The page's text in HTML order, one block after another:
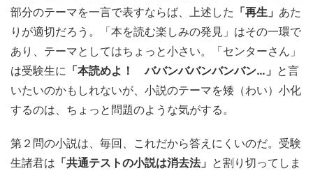
部分のテーマを一言で表すならば、上述した 「再生」 あた
りが適切だろう。「本を読む楽しみの発見」はその一環で
あり、テーマとしてはちょっと小さい。「センターさん」
は受験生に 「本読めよ！ ババンババンバンバン…」 と言
いたいのかもしれないが、小説のテーマを矮（わい）小化
するのは、ちょっと問題のような気がする。
第２問の小説は、毎回、これだから答えにくいのだ。受験
生諸君は 「共通テストの小説は消去法」 と割り切ってしま